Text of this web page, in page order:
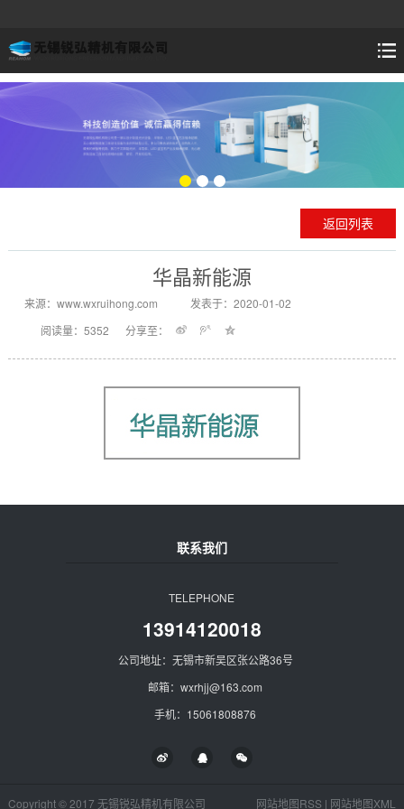
返回列表
华晶新能源
来源：www.wxruihong.com
发表于：2020-01-02
阅读量：5352
分享至：
联系我们
TELEPHONE
13914120018
公司地址：无锡市新吴区张公路36号
邮箱：wxrhjj@163.com
手机：15061808876
Copyright © 2017 无锡锐弘精机有限公司 网站地图RSS | 网站地图XML